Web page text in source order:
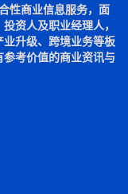
性商业信息服务，面
资人及职业经理人，
升级、跨境业务等板
考价值的商业资讯与